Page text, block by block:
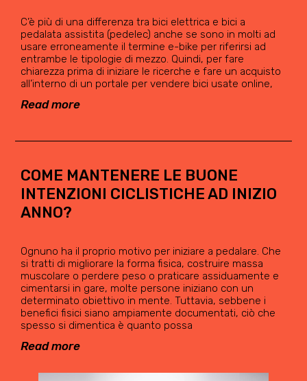
C’è più di una differenza tra bici elettrica e bici a
pedalata assistita (pedelec) anche se sono in molti ad
usare erroneamente il termine e-bike per riferirsi ad
entrambe le tipologie di mezzo. Quindi, per fare
chiarezza prima di iniziare le ricerche e fare un acquisto
all’interno di un portale per vendere bici usate online,
Read more
COME MANTENERE LE BUONE
INTENZIONI CICLISTICHE AD INIZIO
ANNO?
Ognuno ha il proprio motivo per iniziare a pedalare. Che
si tratti di migliorare la forma fisica, costruire massa
muscolare o perdere peso o praticare assiduamente e
cimentarsi in gare, molte persone iniziano con un
determinato obiettivo in mente. Tuttavia, sebbene i
benefici fisici siano ampiamente documentati, ciò che
spesso si dimentica è quanto possa
Read more